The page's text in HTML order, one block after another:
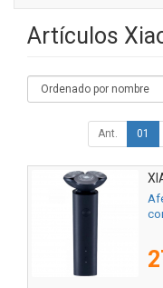
Artículos
Ant. 01